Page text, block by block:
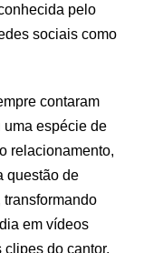
pelo
sociais como
contaram
uma espécie de
relacionamento,
questão de
transformando
em vídeos
do cantor,